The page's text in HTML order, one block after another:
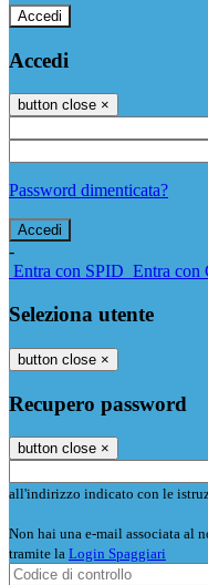
Accedi
Accedi
button close ×
Password dimenticata?
-
Entra con SPID Entra con
Seleziona utente
button close ×
Recupero password
button close ×
all'indirizzo indicato con le
Non hai una e-mail associata al
tramite la Login Spaggiari